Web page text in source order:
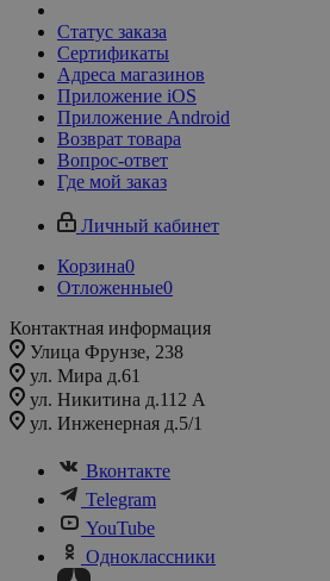
Статус заказа
Сертификаты
Адреса магазинов
Приложение iOS
Приложение Android
Возврат товара
Вопрос-ответ
Где мой заказ
Личный кабинет
Корзина0
Отложенные0
Контактная информация
Улица Фрунзе, 238​
ул. Мира д.61
ул. Никитина д.112 А
ул. Инженерная д.5/1
Вконтакте
Telegram
YouTube
Одноклассники